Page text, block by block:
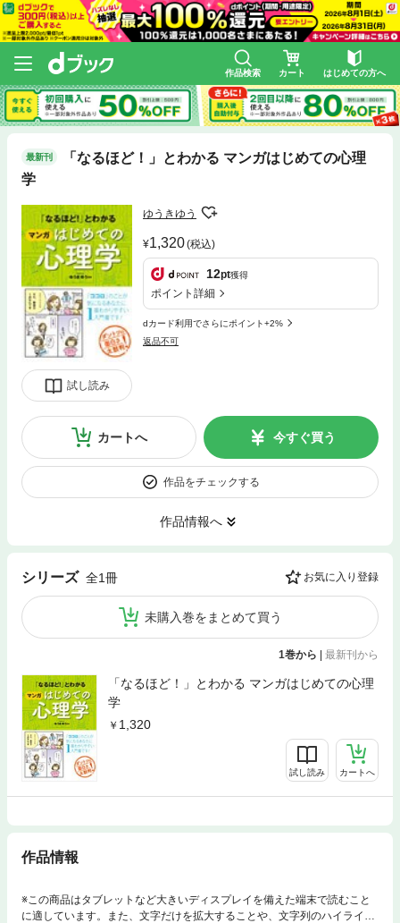
作品検索 カート はじめての方へ
最新刊
「なるほど！」とわかる マンガはじめての心理
学
試し読み
ゆうきゆう
1,320(税込)
12pt獲得
ポイント詳細
dカード利用でさらにポイント+2%
返品不可
カートへ 今すぐ買う
作品をチェックする
作品情報へ
シリーズ 全1冊 お気に入り登録
未購入巻をまとめて買う
1巻から 最新刊から
「なるほど！」とわかる マンガはじめての心理
学
1,320
試し読み カートへ
作品情報
※この商品はタブレットなど大きいディスプレイを備えた端末で読むこと
に適しています。また、文字だけを拡大することや、文字列のハイライ